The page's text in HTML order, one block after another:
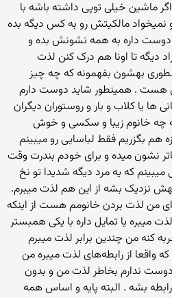
ماشین خیلی توپی داشته باشه با
مالکیتش رو به کس دیگه بده
دوست داره به همه نشونش بده و
دیگه تا اونا هم درک کنن لذت
بهشون بفهمونه که چه چیز
هست . همینطور شاید دوست دارم
ها یا کلاب و بار و روستوران دیگران
چه خانوم زیبا و سکسی و خوش
هم بگزریم فقط لباسایی رو میبینم
نشون میده و برای خودم بندرت وقت
میبینم که یه مرد دیگه شدیدا تو نخ
نزدیک بشه از این هم لذت میبرم.
من لذت بردن خانومم هست از اینکه
میبره یا تمایل داره با یکی همبستر
کنه من چندین برابر لذت میبرم
واقعا از رابطه‌های لذت میبره من
ندارم بخاطر لذت من و بدون
بشه . البته پایه و اساس همه